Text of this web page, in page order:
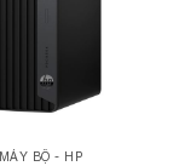
MÁY BỘ - HP